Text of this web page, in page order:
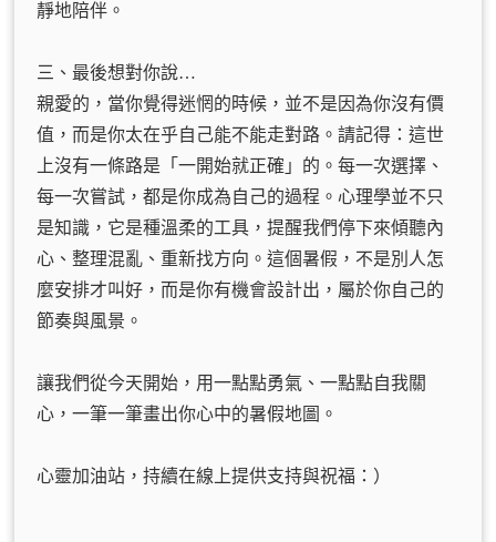
靜地陪伴。
三、最後想對你說…
親愛的，當你覺得迷惘的時候，並不是因為你沒有價
值，而是你太在乎自己能不能走對路。請記得：這世
上沒有一條路是「一開始就正確」的。每一次選擇、
每一次嘗試，都是你成為自己的過程。心理學並不只
是知識，它是種溫柔的工具，提醒我們停下來傾聽內
心、整理混亂、重新找方向。這個暑假，不是別人怎
麼安排才叫好，而是你有機會設計出，屬於你自己的
節奏與風景。
讓我們從今天開始，用一點點勇氣、一點點自我關
心，一筆一筆畫出你心中的暑假地圖。
心靈加油站，持續在線上提供支持與祝福：）